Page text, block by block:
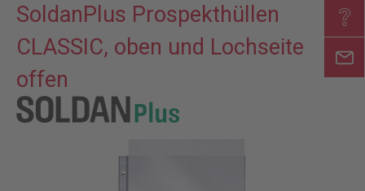
SoldanPlus Prospekthüllen
CLASSIC, oben und Lochseite
offen